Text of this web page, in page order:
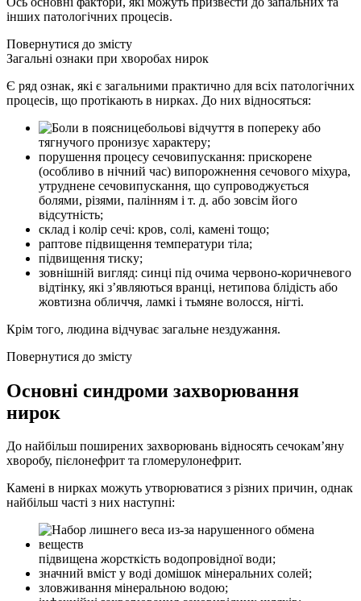
інших патологічних процесів.
Повернутися до змісту
Загальні ознаки при хворобах нирок
Є ряд ознак, які є загальними практично для всіх патологічних
процесів, що протікають в нирках. До них відносяться:
больові відчуття в попереку або
тягнучого пронизує характеру;
порушення процесу сечовипускання: прискорене
(особливо в нічний час) випорожнення сечового міхура,
утруднене сечовипускання, що супроводжується
болями, різями, палінням і т. д. або зовсім його
відсутність;
склад і колір сечі: кров, солі, камені тощо;
раптове підвищення температури тіла;
підвищення тиску;
зовнішній вигляд: синці під очима червоно-коричневого
відтінку, які з’являються вранці, нетипова блідість або
жовтизна обличчя, ламкі і тьмяне волосся, нігті.
Крім того, людина відчуває загальне нездужання.
Повернутися до змісту
Основні синдроми захворювання
нирок
До найбільш поширених захворювань відносять сечокам’яну
хворобу, пієлонефрит та гломерулонефрит.
Камені в нирках можуть утворюватися з різних причин, однак
найбільш часті з них наступні:
підвищена жорсткість водопровідної води;
значний вміст у воді домішок мінеральних солей;
зловживання мінеральною водою;